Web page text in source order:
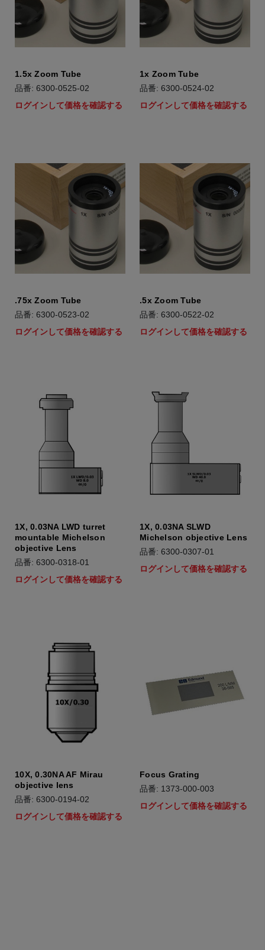
1.5x Zoom Tube
品番: 6300-0525-02
ログインして価格を確認する
1x Zoom Tube
品番: 6300-0524-02
ログインして価格を確認する
.75x Zoom Tube
品番: 6300-0523-02
ログインして価格を確認する
.5x Zoom Tube
品番: 6300-0522-02
ログインして価格を確認する
1X, 0.03NA LWD turret
mountable Michelson
objective Lens
品番: 6300-0318-01
ログインして価格を確認する
1X, 0.03NA SLWD
Michelson objective Lens
品番: 6300-0307-01
ログインして価格を確認する
10X, 0.30NA AF Mirau
objective lens
品番: 6300-0194-02
ログインして価格を確認する
Focus Grating
品番: 1373-000-003
ログインして価格を確認する